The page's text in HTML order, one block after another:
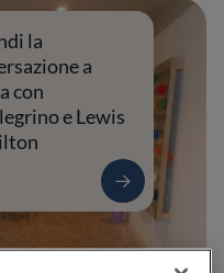
la
a
con
e Lewis